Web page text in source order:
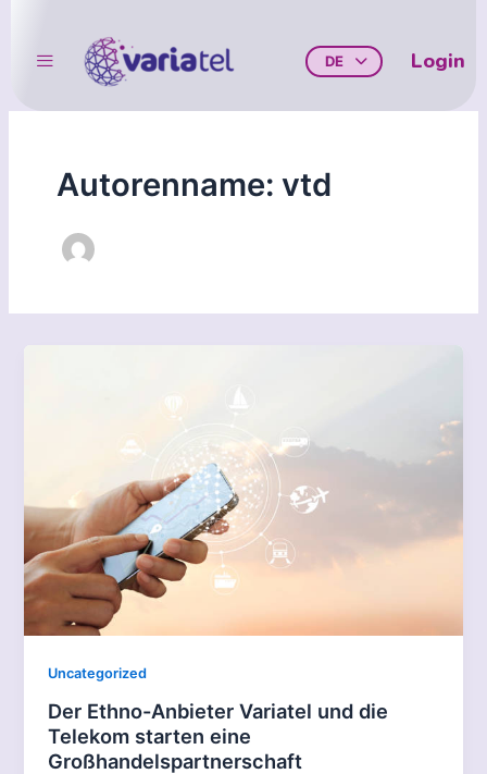
springen
DE Login
Autorenname: vtd
Uncategorized
Der Ethno-Anbieter Variatel und die
Telekom starten eine
Großhandelspartnerschaft